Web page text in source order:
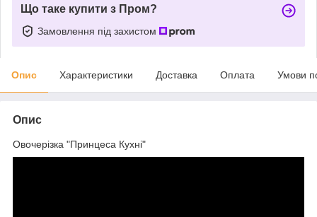
Що таке купити з Пром?
Замовлення під захистом
Опис Характеристики Доставка Оплата Умови
Опис
Овочерізка "Принцеса Кухні"